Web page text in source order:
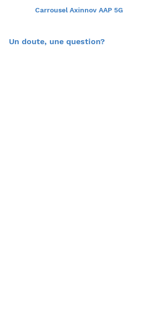
Carrousel Axinnov AAP 5G
Un doute, une question?